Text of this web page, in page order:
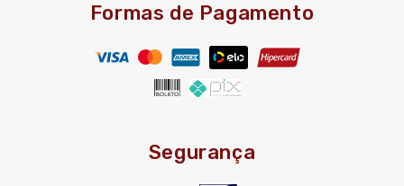
Formas de Pagamento
Segurança